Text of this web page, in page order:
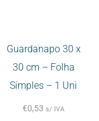
Guardanapo 30 x
30 cm – Folha
Simples – 1 Uni
€0,53 s/ IVA